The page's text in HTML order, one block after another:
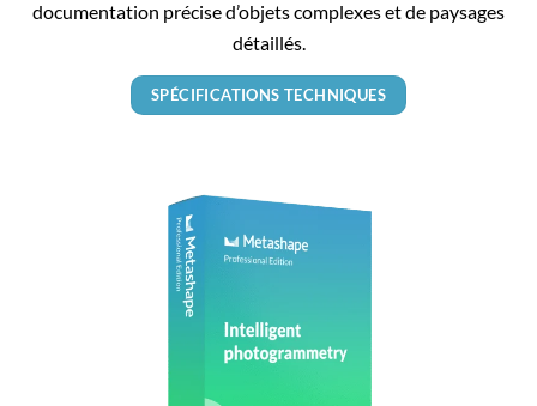
documentation précise d’objets complexes et de paysages
détaillés.
SPÉCIFICATIONS TECHNIQUES